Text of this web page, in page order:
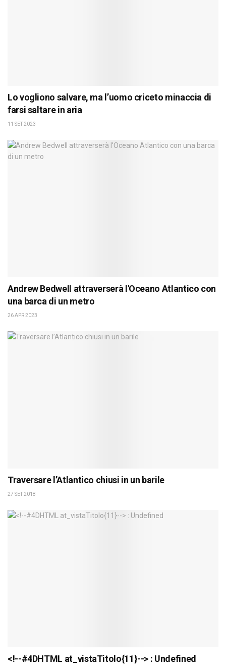
Lo vogliono salvare, ma l’uomo criceto minaccia di
farsi saltare in aria
11 SET 2023
Andrew Bedwell attraverserà l'Oceano Atlantico con
una barca di un metro
26 APR 2023
Traversare l’Atlantico chiusi in un barile
27 SET 2018
<!--#4DHTML at_vistaTitolo{11}--> : Undefined